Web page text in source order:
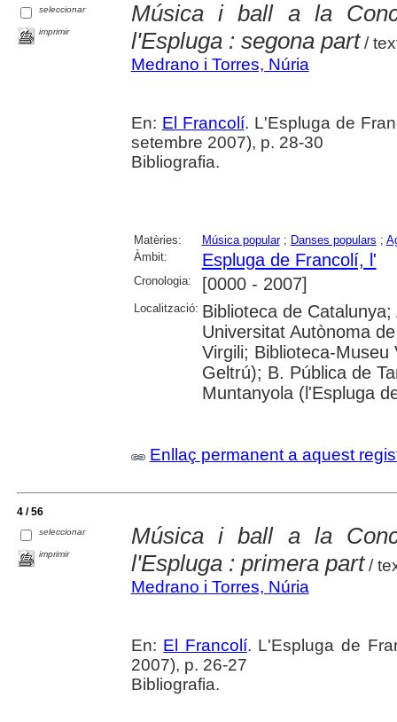
seleccionar
imprimir
Música i ball a la
l'Espluga : segona part/
Medrano i Torres, Núria
En: El Francolí. L'Espluga de
setembre 2007), p. 28-30
Bibliografia.
Matèries: Música popular; Danses populars ;
Àmbit:
Espluga de Francolí, l'
Cronologia: [0000 - 2007]
Localització: Biblioteca de
Universitat Autònoma
Virgili; Biblioteca-
Geltrú); B. Pública de
Muntanyola (l'Espluga
Enllaç permanent a aquest
4 / 56
seleccionar
imprimir
Música i ball a la
l'Espluga : primera part/
Medrano i Torres, Núria
En: El Francolí. L'Espluga de
2007), p. 26-27
Bibliografia.